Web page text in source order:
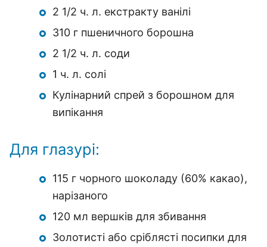
2 1/2 ч. л. екстракту ванілі
310 г пшеничного борошна
2 1/2 ч. л. соди
1 ч. л. солі
Кулінарний спрей з борошном для
випікання
Для глазурі:
115 г чорного шоколаду (60% какао),
нарізаного
120 мл вершків для збивання
Золотисті або сріблясті посипки для